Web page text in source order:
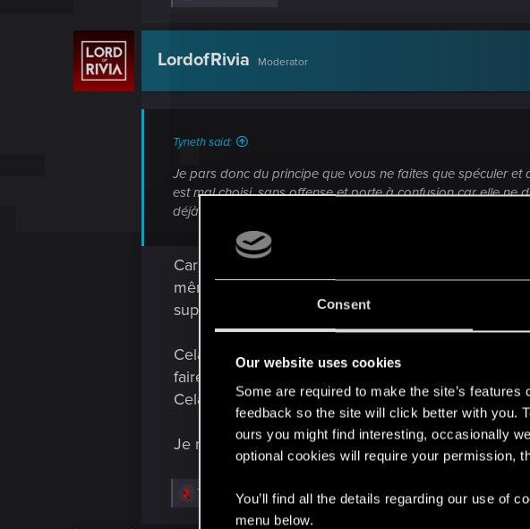
Consent
Our website uses cookies
Some are required to make the site’s
feedback so the site will click better with you.
ours you might find interesting, occasionally
optional cookies will require your permission,
You’ll find all the details regarding our use of
menu below.
c
i
n
LordofRivia Moderator
Tyneth said:
Je pars donc du principe que vous ne faites que spéculer
est mal choisi, sans offense et porte à confusion car elle
déjà fait pour ce nouveau conflit de la 2.11 ...
Car j'ai écrit se message avant de le reporter moi
même si je reportais le problème pour ma part il
support donc je ne peux avoir que des hypothèses
Cela dit ne t'inquiète pas pas d'offense, mais
faire.
Cela vaut pour mes tournures mais aussi pour
Je réponds à ton DM dans une minute
RTyneth